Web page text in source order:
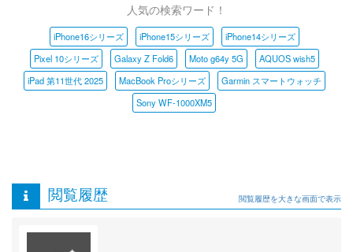
人気の検索ワード！
iPhone16シリーズ iPhone15シリーズ
iPhone14シリーズ
Pixel 10シリーズ
Galaxy Z Fold6 Moto g64y 5G
AQUOS wish5
iPad 第11世代 2025
MacBook Proシリーズ
Garmin スマートウォッチ
Sony WF-1000XM5
閲覧履歴 閲覧履歴を大きな画面で表示